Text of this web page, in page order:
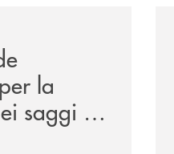
la
saggi di
Banca